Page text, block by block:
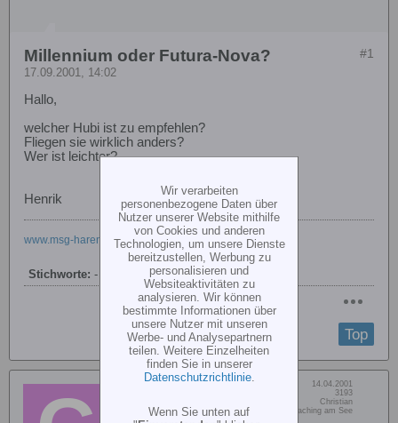
#1
Millennium oder Futura-Nova?
17.09.2001, 14:02
Hallo,
welcher Hubi ist zu empfehlen?
Fliegen sie wirklich anders?
Wer ist leichter?
Henrik
www.msg-haren.de
Stichworte: -
Top
Senior Member
Dabei seit:
14.04.2001
3193
Christian
Wohn/Flugort:
Taching am See
Wir verarbeiten
personenbezogene Daten über
Nutzer unserer Website mithilfe
von Cookies und anderen
Technologien, um unsere Dienste
bereitzustellen, Werbung zu
personalisieren und
Websiteaktivitäten zu
analysieren. Wir können
bestimmte Informationen über
unsere Nutzer mit unseren
Werbe- und Analysepartnern
teilen. Weitere Einzelheiten
finden Sie in unserer
Datenschutzrichtlinie.
Wenn Sie unten auf